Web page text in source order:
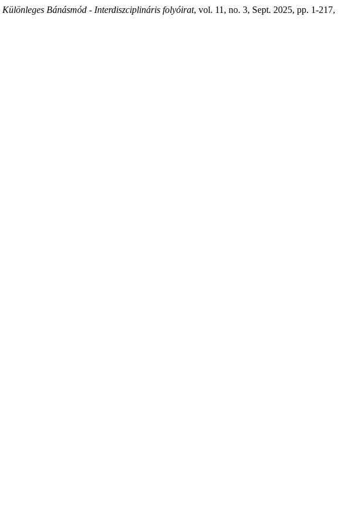
Különleges Bánásmód - Interdiszciplináris folyóirat, vol. 11, no. 3, Sept. 2025, pp. 1-217,